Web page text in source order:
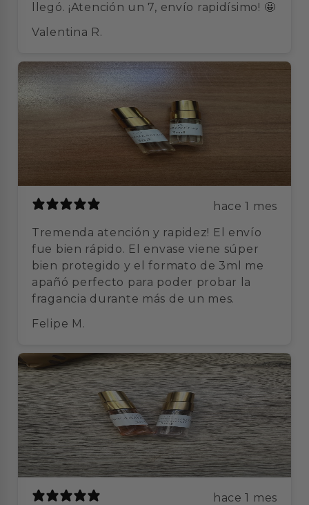
llegó. ¡Atención un 7, envío rapidísimo! 🤩
Valentina R.
hace 1 mes
Tremenda atención y rapidez! El envío
fue bien rápido. El envase viene súper
bien protegido y el formato de 3ml me
apañó perfecto para poder probar la
fragancia durante más de un mes.
Felipe M.
hace 1 mes